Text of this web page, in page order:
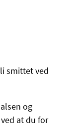
smittet ved
og
at du for